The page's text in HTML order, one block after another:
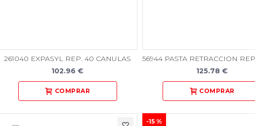
261040 EXPASYL REP. 40 CANULAS
102.96 €
125.78 €
-15 %